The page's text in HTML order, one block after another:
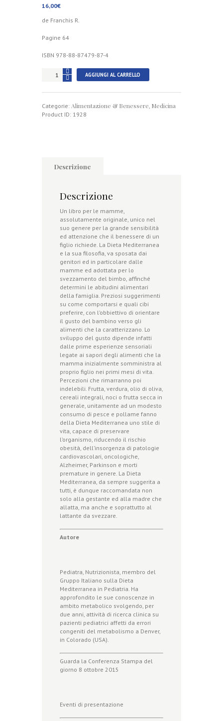
16,00€
de Franchis R.
Pagine 64
ISBN 978-88-87479-87-4
primo
anno
AGGIUNGI AL CARRELLO
Categorie: Alimentazione & Benessere, Medicina
Product ID: 1928
Descrizione
Descrizione
Un libro per le mamme,
assolutamente originale, unico nel
suo genere per la grande sensibilità
ed attenzione che il benessere di un
figlio richiede. La Dieta Mediterranea
e la sua filosofia, va sposata dai
genitori ed in particolare dalle
mamme ed adottata per lo
svezzamento del bimbo, affinché
determini le abitudini alimentari
della famiglia. Preziosi suggerimenti
su come comportarsi e quali cibi
preferire, con l’obbiettivo di orientare
il gusto del bambino verso gli
alimenti che la caratterizzano. Lo
sviluppo del gusto dipende infatti
dalle prime esperienze sensoriali
legate ai sapori degli alimenti che la
mamma inizialmente somministra al
proprio figlio nei primi mesi di vita.
Percezioni che rimarranno poi
indelebili. Frutta, verdura, olio di oliva,
cereali integrali, noci o frutta secca in
generale, unitamente ad un modesto
consumo di pesce e pollame fanno
della Dieta Mediterranea uno stile di
vita, capace di preservare
l’organismo, riducendo il rischio
obesità, dell’insorgenza di patologie
cardiovascolari, oncologiche,
Alzheimer, Parkinson e morti
premature in genere. La Dieta
Mediterranea, da sempre suggerita a
tutti, è dunque raccomandata non
solo alla gestante ed alla madre che
allatta, ma anche e soprattutto al
lattante da svezzare.
Autore
Pediatra, Nutrizionista, membro del
Gruppo Italiano sulla Dieta
Mediterranea in Pediatria. Ha
approfondito le sue conoscenze in
ambito metabolico svolgendo, per
due anni, attività di ricerca clinica su
pazienti pediatrici affetti da errori
congeniti del metabolismo a Denver,
in Colorado (USA).
Guarda la Conferenza Stampa del
giorno 8 ottobre 2015
Eventi di presentazione